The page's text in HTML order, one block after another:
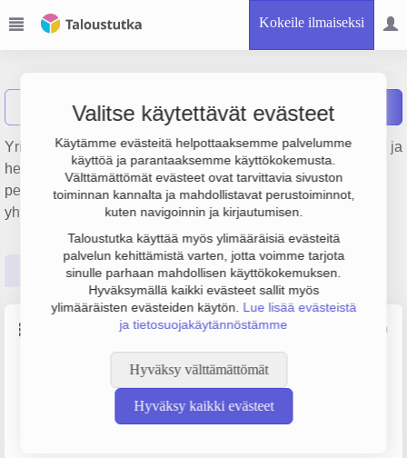
Kokeile ilmaiseksi
Valitse käytettävät evästeet
Käytämme evästeitä helpottaaksemme palvelumme
käyttöä ja parantaaksemme käyttökokemusta.
Välttämättömät evästeet ovat tarvittavia sivuston
toiminnan kannalta ja mahdollistavat perustoiminnot,
kuten navigoinnin ja kirjautumisen.
Taloustutka käyttää myös ylimääräisiä evästeitä
palvelun kehittämistä varten, jotta voimme tarjota
sinulle parhaan mahdollisen käyttökokemuksen.
Hyväksymällä kaikki evästeet sallit myös
ylimääräisten evästeiden käytön. Lue lisää evästeistä
ja tietosuojakäytännöstämme
Hyväksy välttämättömät
Hyväksy kaikki evästeet
Näytä haku Sedes Oy Raportit
Yrityksen Sedes Oy liikevaihto on 727 000 €, tulos 79 000 € ja
henkilöstömäärä 1. Sen päätoimiala on Talonrakentaminen,
perustamisvuosi 1978 ja sijainti Helsinki. Yrityksen
yhtiömuoto Osakeyhtiö (OY).
Perustiedot Tilinpäätösluvut Päättäjätiedot
Lähde: YTJ, PRH, Traficom
Henkilöstömäärä
0–4